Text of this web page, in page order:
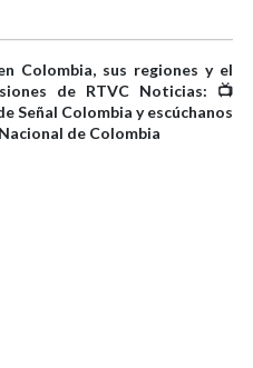
Colombia, sus regiones y el
de RTVC Noticias: 📺
Señal Colombia y escúchanos
de Colombia